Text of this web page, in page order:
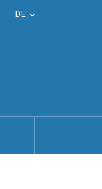
DE